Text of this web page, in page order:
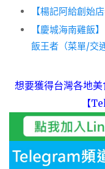
【楊記阿給創始
【慶城海南雞飯
飯王者（菜單/交
想要獲得台灣各地
【